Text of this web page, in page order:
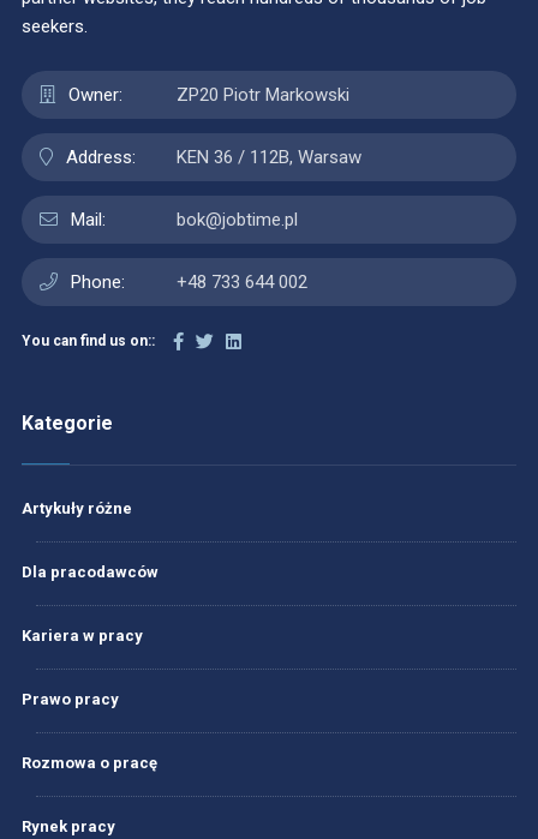
seekers.
Owner: ZP20 Piotr Markowski
Address: KEN 36 / 112B, Warsaw
Mail: bok@jobtime.pl
Phone: +48 733 644 002
You can find us on::
Kategorie
Artykuły różne
Dla pracodawców
Kariera w pracy
Prawo pracy
Rozmowa o pracę
Rynek pracy